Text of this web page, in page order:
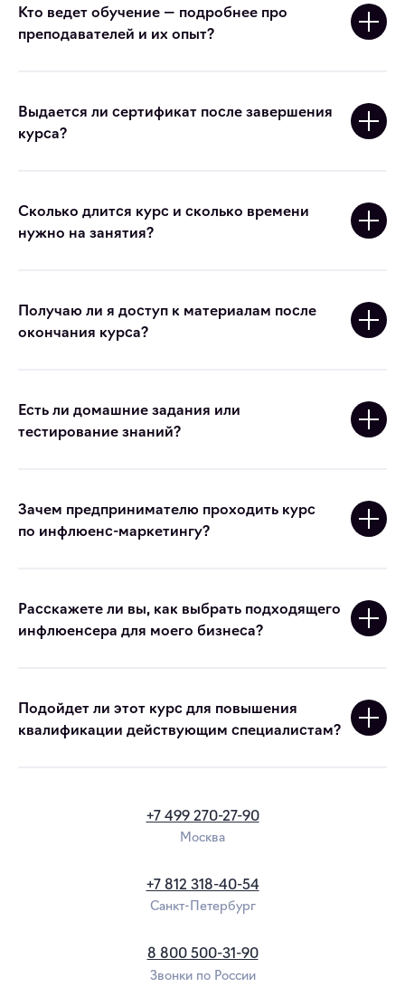
Кто ведет обучение — подробнее про
преподавателей и их опыт?
Выдается ли сертификат после завершения
курса?
Сколько длится курс и сколько времени
нужно на занятия?
Получаю ли я доступ к материалам после
окончания курса?
Есть ли домашние задания или
тестирование знаний?
Зачем предпринимателю проходить курс
по инфлюенс-маркетингу?
Расскажете ли вы, как выбрать подходящего
инфлюенсера для моего бизнеса?
Подойдет ли этот курс для повышения
квалификации действующим специалистам?
+7 499 270-27-90
Москва
+7 812 318-40-54
Санкт-Петербург
8 800 500-31-90
Звонки по России